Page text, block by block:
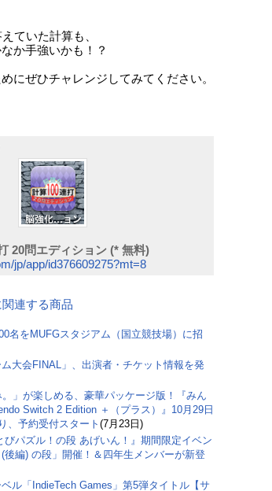
ていた計算も、
か手強いかも！？
にぜひチャレンジしてみてください。
20問エディション (* 無料)
jp/app/id376609275?mt=8
連する商品
名をMUFGスタジアム（国立競技場）に招
ム大会FINAL」、出演者・チケット情報を発
」が楽しめる、豪華パッケージ版！『みん
Switch 2 Edition ＋（プラス）』10月29日
、予約受付スタート (7月23日)
びパズル！の段 あげいん！』期間限定イベン
後編) の段」開催！＆四年生メンバーが新登
ル「IndieTech Games」第5弾タイトル【サ